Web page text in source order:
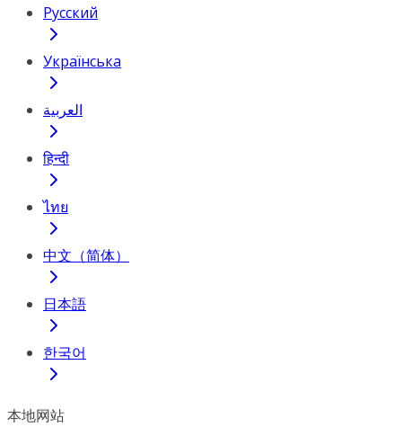
Русский
Українська
العربية
हिन्दी
ไทย
中文（简体）
日本語
한국어
本地网站